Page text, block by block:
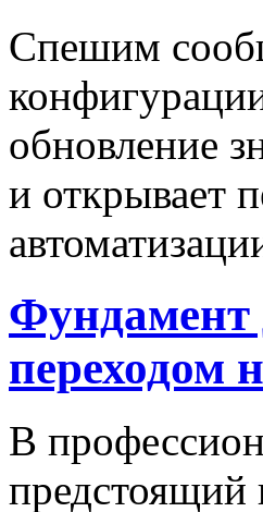
Спешим
обновление
и открывает
Фундамент
переходом
В
предстоящий